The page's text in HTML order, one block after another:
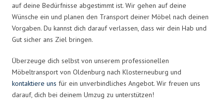
auf deine Bedürfnisse abgestimmt ist. Wir gehen auf deine
Wünsche ein und planen den Transport deiner Möbel nach deinen
Vorgaben. Du kannst dich darauf verlassen, dass wir dein Hab und
Gut sicher ans Ziel bringen.
Überzeuge dich selbst von unserem professionellen
Möbeltransport von Oldenburg nach Klosterneuburg und
kontaktiere uns für ein unverbindliches Angebot. Wir freuen uns
darauf, dich bei deinem Umzug zu unterstützen!